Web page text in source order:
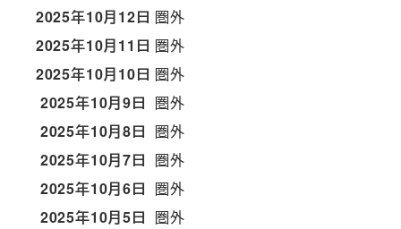
2025年10月12日 圏外
2025年10月11日 圏外
2025年10月10日 圏外
2025年10月9日 圏外
2025年10月8日 圏外
2025年10月7日 圏外
2025年10月6日 圏外
2025年10月5日 圏外